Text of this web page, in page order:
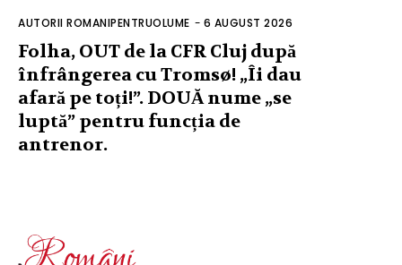
AUTORII ROMANIPENTRUOLUME - 6 AUGUST 2026
Folha, OUT de la CFR Cluj după
înfrângerea cu Tromsø! „Îi dau
afară pe toți!”. DOUĂ nume „se
luptă” pentru funcția de
antrenor.